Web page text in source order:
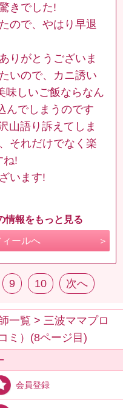
きでした!
ので、やはり早退
りがとうございま
いので、カニ誘い
味しいご飯ならなん
んでしまうのです
山語り訴えてしま
それだけでなく楽
ね!
います!
情報をもっと見る
ールへ
9 10 次へ
一覧 >三波ママプロ
ミ）(8ページ目)
会員登録